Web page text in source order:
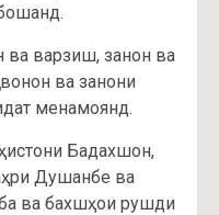
ва варзиш, занон ва
ва занони
менамоянд.
Бадахшон,
Душанбе ва
ва бахшҳои рушди